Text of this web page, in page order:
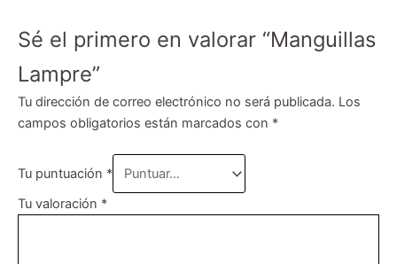
Sé el primero en valorar “Manguillas
Lampre”
Tu dirección de correo electrónico no será publicada. Los
campos obligatorios están marcados con *
Tu puntuación *
Tu valoración *